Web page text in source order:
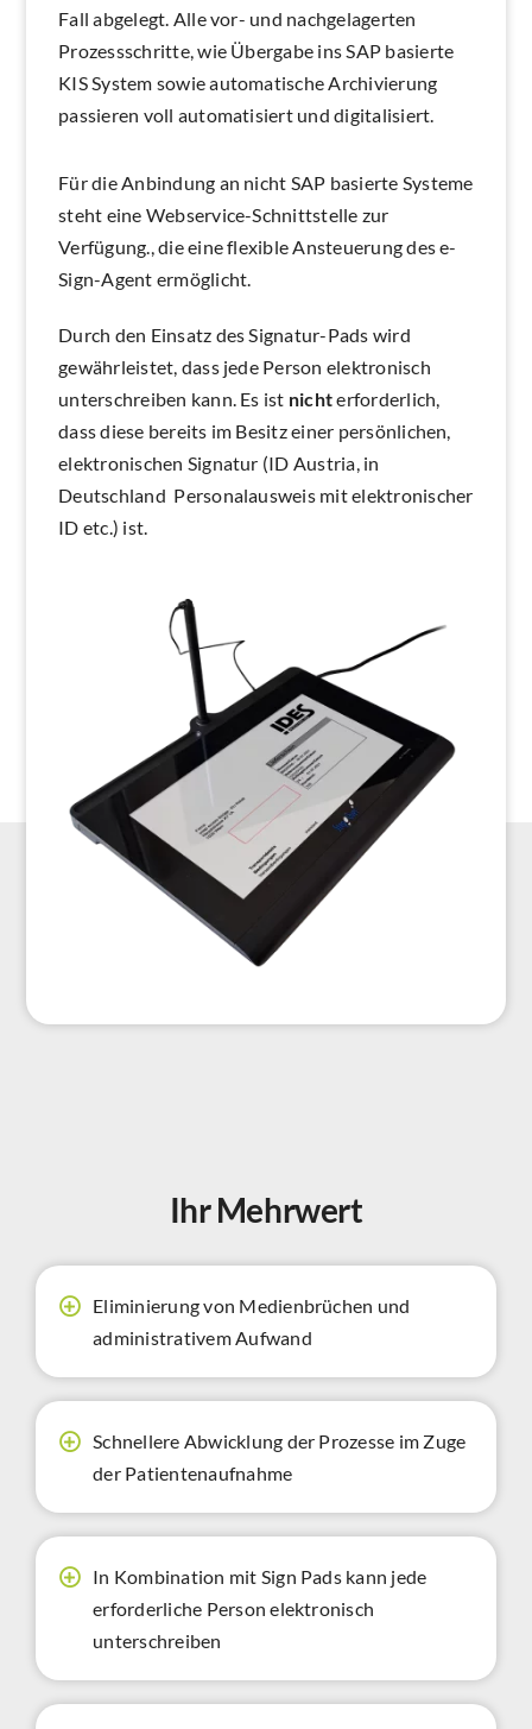
Fall abgelegt. Alle vor- und nachgelagerten
Prozessschritte, wie Übergabe ins SAP basierte
KIS System sowie automatische Archivierung
passieren voll automatisiert und digitalisiert.
Für die Anbindung an nicht SAP basierte Systeme
steht eine Webservice-Schnittstelle zur
Verfügung., die eine flexible Ansteuerung des e-
Sign-Agent ermöglicht.
Durch den Einsatz des Signatur-Pads wird
gewährleistet, dass jede Person elektronisch
unterschreiben kann. Es ist nichterforderlich,
dass diese bereits im Besitz einer persönlichen,
elektronischen Signatur (ID Austria, in
Deutschland Personalausweis mit elektronischer
ID etc.) ist.
Ihr Mehrwert
Eliminierung von Medienbrüchen und
administrativem Aufwand
Schnellere Abwicklung der Prozesse im Zuge
der Patientenaufnahme
In Kombination mit Sign Pads kann jede
erforderliche Person elektronisch
unterschreiben